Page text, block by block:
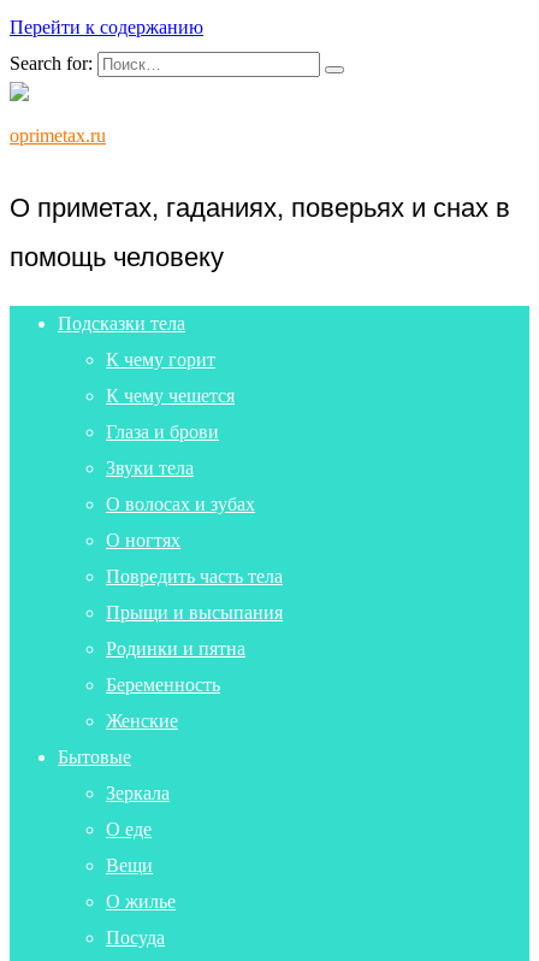
Перейти к содержанию
Search for:
oprimetax.ru
О приметах, гаданиях, поверьях и снах в
помощь человеку
Подсказки тела
К чему горит
К чему чешется
Глаза и брови
Звуки тела
О волосах и зубах
О ногтях
Повредить часть тела
Прыщи и высыпания
Родинки и пятна
Беременность
Женские
Бытовые
Зеркала
О еде
Вещи
О жилье
Посуда